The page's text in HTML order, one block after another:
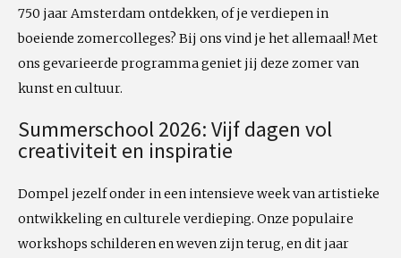
750 jaar Amsterdam ontdekken, of je verdiepen in
boeiende zomercolleges? Bij ons vind je het allemaal! Met
ons gevarieerde programma geniet jij deze zomer van
kunst en cultuur.
Summerschool 2026: Vijf dagen vol
creativiteit en inspiratie
Dompel jezelf onder in een intensieve week van artistieke
ontwikkeling en culturele verdieping. Onze populaire
workshops schilderen en weven zijn terug, en dit jaar